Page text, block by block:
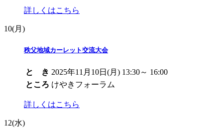
詳しくはこちら
10(月)
秩父地域カーレット交流大会
と き 2025年11月10日(月) 13:30～ 16:00
ところ けやきフォーラム
詳しくはこちら
12(水)